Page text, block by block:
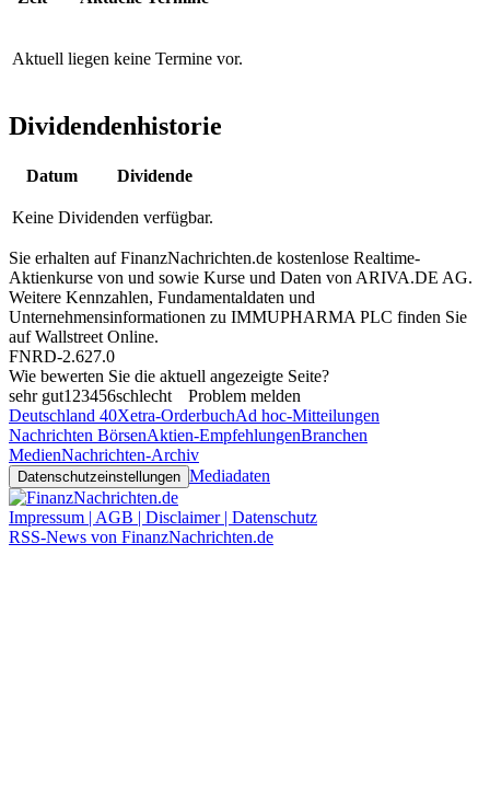
Aktuell liegen keine Termine vor.
Dividendenhistorie
Datum Dividende
Keine Dividenden verfügbar.
Sie erhalten auf FinanzNachrichten.de kostenlose Realtime-
Aktienkurse von und sowie Kurse und Daten von ARIVA.DE AG.
Weitere Kennzahlen, Fundamentaldaten und
Unternehmensinformationen zu IMMUPHARMA PLC finden Sie
aufWallstreet Online.
FNRD-2.627.0
Wie bewerten Sie die aktuell angezeigte Seite?
sehr gut1 23456schlecht
Problem melden
Deutschland 40Xetra-OrderbuchAd hoc-Mitteilungen
Nachrichten BörsenAktien-EmpfehlungenBranchen
MedienNachrichten-Archiv
Datenschutzeinstellungen Mediadaten
Impressum | AGB | Disclaimer | Datenschutz
RSS-News von FinanzNachrichten.de